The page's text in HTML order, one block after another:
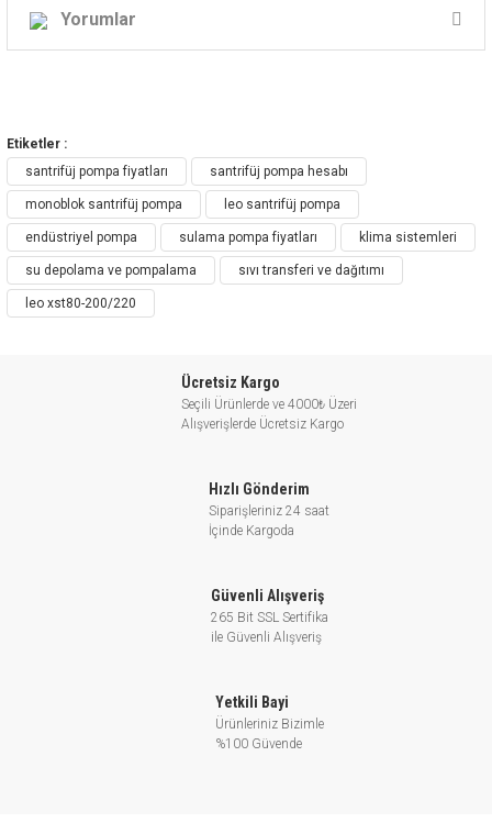
XST Standart Santrifüj (Endüstriyel)
XST Standart Santrifüj Pompa Uygulaması:
Temiz, kimyasal olarak zararsız suların ve diğer
sıvıların dağıtımı ve transferi
Su rezervi & Sulama
XST Standart Santrifüj Pompası için
- Dağıtım: 220 m3/h’ye kadar.
- DIN 24960 ile uyumlu mekanik conta
Yorumlar
Yorum Yaz
Etiketler :
santrifüj pompa fiyatları
santrifüj pompa hesabı
monoblok santrifüj pompa leo santrifüj pompa
endüstriyel pompa sulama pompa fiyatları klima sistemleri
su depolama ve pompalama sıvı transferi ve dağıtımı
leo xst80-200/220
Ücretsiz Kargo
Seçili Ürünlerde ve 4000₺ Üzeri
Alışverişlerde Ücretsiz Kargo
Hızlı Gönderim
Siparişleriniz 24 saat
İçinde Kargoda
Güvenli Alışveriş
265 Bit SSL Sertifika
ile Güvenli Alışveriş
Yetkili Bayi
Ürünleriniz Bizimle
%100 Güvende